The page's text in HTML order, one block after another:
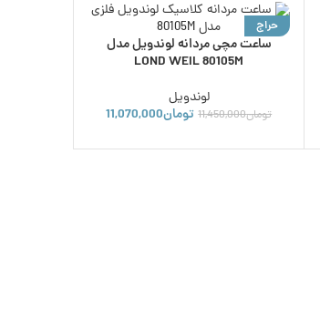
حراج
ناموجود
ساعت مچی مردانه لوندویل مدل
LOND WEIL 80105M
لوندویل
تومان11,450,000 تومان11,070,000